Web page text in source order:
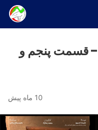
– قسمت پنجم و
10 ماه پیش